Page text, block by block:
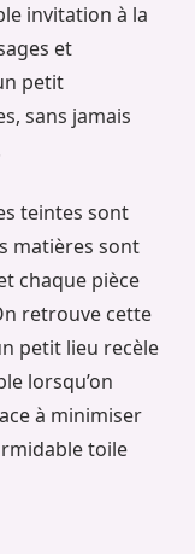
invitation à la
et
petit
sans jamais
teintes sont
matières sont
chaque pièce
retrouve cette
petit lieu recèle
lorsqu’on
à minimiser
toile